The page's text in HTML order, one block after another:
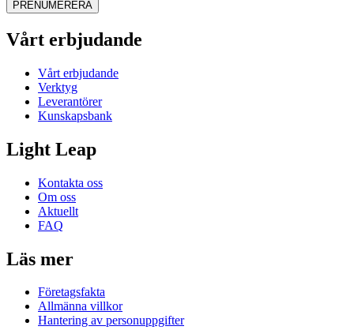
PRENUMERERA
Vårt erbjudande
Vårt erbjudande
Verktyg
Leverantörer
Kunskapsbank
Light Leap
Kontakta oss
Om oss
Aktuellt
FAQ
Läs mer
Företagsfakta
Allmänna villkor
Hantering av personuppgifter